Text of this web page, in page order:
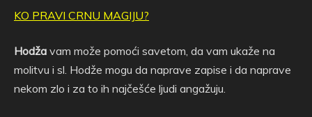
KO PRAVI CRNU MAGIJU?
Hodža vam može pomoći savetom, da vam ukaže na
molitvu i sl. Hodže mogu da naprave zapise i da naprave
nekom zlo i za to ih najčešće ljudi angažuju.